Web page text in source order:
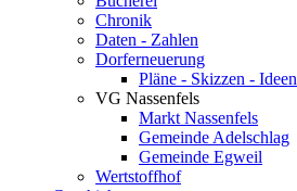
Chronik
Daten - Zahlen
Dorferneuerung
Pläne - Skizzen - Ideen
VG Nassenfels
Markt Nassenfels
Gemeinde Adelschlag
Gemeinde Egweil
Wertstoffhof